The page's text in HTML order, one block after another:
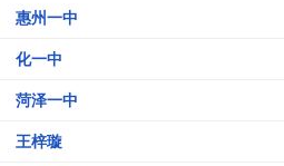
惠州一中
化一中
菏泽一中
王梓璇